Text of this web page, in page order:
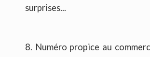
surprises...
8. Numéro propice au